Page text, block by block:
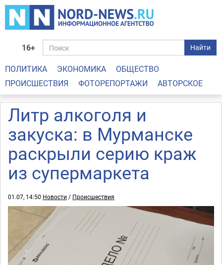
16+ Найти
ПОЛИТИКА ЭКОНОМИКА
ОБЩЕСТВО
ПРОИСШЕСТВИЯ
ФОТОРЕПОРТАЖИ АВТОРСКОЕ
Литр алкоголя и
закуска: в Мурманске
раскрыли серию краж
из супермаркета
01.07, 14:50 Новости / Происшествия